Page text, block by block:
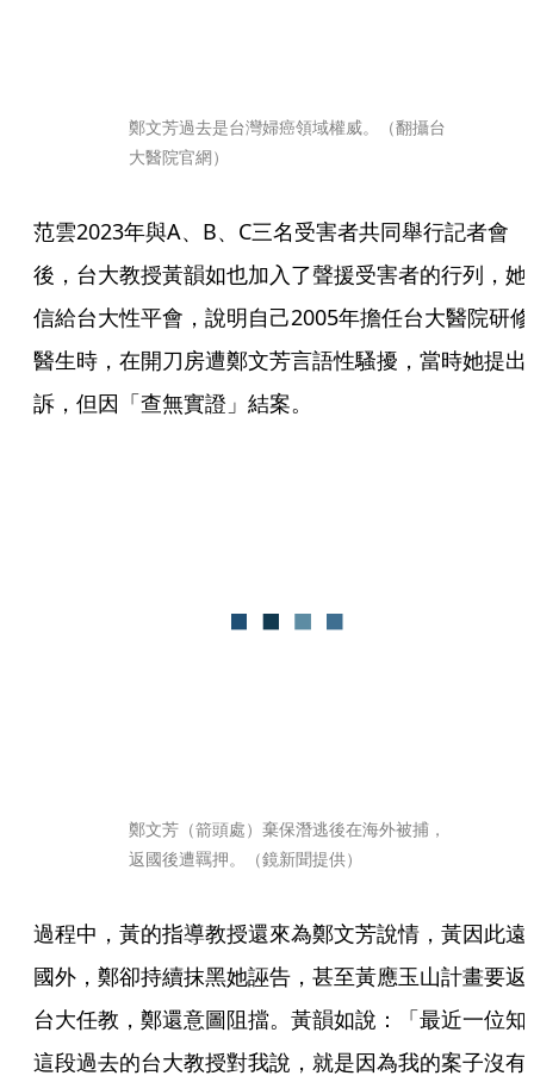
鄭文芳過去是台灣婦癌領域權威。（翻攝台
大醫院官網）
范雲2023年與A、B、C三名受害者共同舉行記者會
後，台大教授黃韻如也加入了聲援受害者的行列，她
信給台大性平會，說明自己2005年擔任台大醫院研修
醫生時，在開刀房遭鄭文芳言語性騷擾，當時她提出
訴，但因「查無實證」結案。
鄭文芳（箭頭處）棄保潛逃後在海外被捕，
返國後遭羈押。（鏡新聞提供）
過程中，黃的指導教授還來為鄭文芳說情，黃因此遠
國外，鄭卻持續抹黑她誣告，甚至黃應玉山計畫要返
台大任教，鄭還意圖阻擋。黃韻如說：「最近一位知
這段過去的台大教授對我說，就是因為我的案子沒有